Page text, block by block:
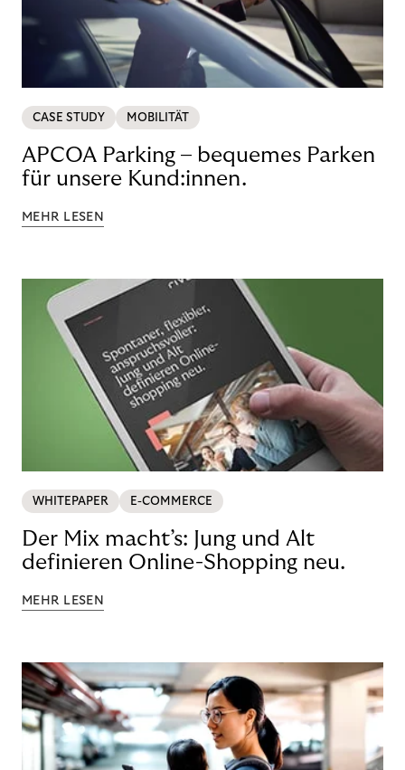
CASE STUDY MOBILITÄT
APCOA Parking – bequemes Parken
für unsere Kund:innen.
MEHR LESEN
WHITEPAPER E-COMMERCE
Der Mix macht’s: Jung und Alt
definieren Online-Shopping neu.
MEHR LESEN